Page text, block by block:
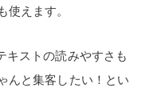
えます。
キストの読みやすさも
んと集客したい！とい